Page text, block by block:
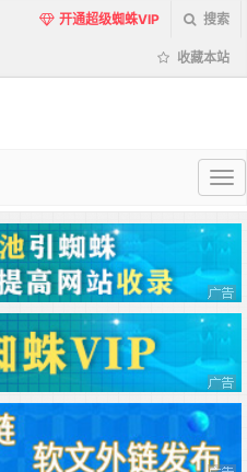
开通超级蜘蛛VIP 搜索
收藏本站
超
蜘
蛛
池